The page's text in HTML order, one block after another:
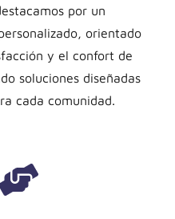
por un
orientado
y el confort de
soluciones diseñadas
cada comunidad.